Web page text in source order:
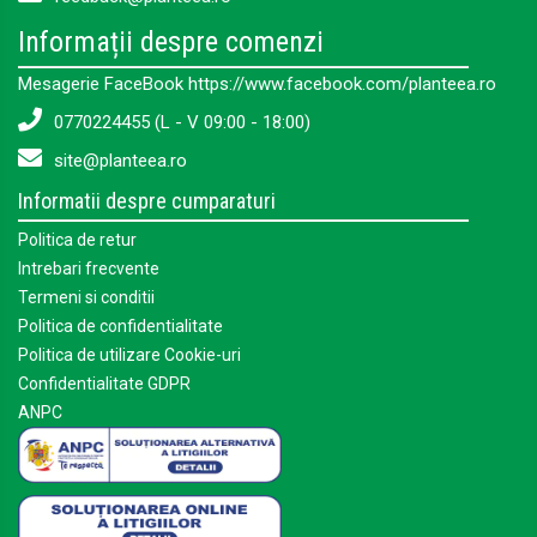
Informații despre comenzi
Mesagerie FaceBook https://www.facebook.com/planteea.ro
0770224455 (L - V 09:00 - 18:00)
site@planteea.ro
Informatii despre cumparaturi
Politica de retur
Intrebari frecvente
Termeni si conditii
Politica de confidentialitate
Politica de utilizare Cookie-uri
Confidentialitate GDPR
ANPC